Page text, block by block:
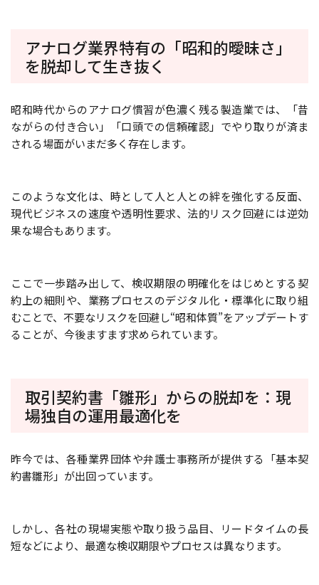
アナログ業界特有の「昭和的曖昧さ」
を脱却して生き抜く
昭和時代からのアナログ慣習が色濃く残る製造業では、「昔
ながらの付き合い」「口頭での信頼確認」でやり取りが済ま
される場面がいまだ多く存在します。
このような文化は、時として人と人との絆を強化する反面、
現代ビジネスの速度や透明性要求、法的リスク回避には逆効
果な場合もあります。
ここで一歩踏み出して、検収期限の明確化をはじめとする契
約上の細則や、業務プロセスのデジタル化・標準化に取り組
むことで、不要なリスクを回避し“昭和体質”をアップデートす
ることが、今後ますます求められています。
取引契約書「雛形」からの脱却を：現
場独自の運用最適化を
昨今では、各種業界団体や弁護士事務所が提供する「基本契
約書雛形」が出回っています。
しかし、各社の現場実態や取り扱う品目、リードタイムの長
短などにより、最適な検収期限やプロセスは異なります。